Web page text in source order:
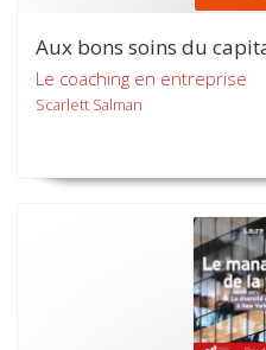
Aux bons soins du
Le coaching en entreprise
Scarlett Salman